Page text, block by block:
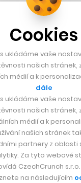
připustila, že
nezaměstnaností a
si uvědomuje i
radí:„Něco se
Cookies
ukládáme vaše
našich stránek,
médií a k
dále
ukládáme vaše
našich stránek,
médií a k
našich stránek
partnery z oblasti
Za tyto webové
CzechCrunch
na následujícím